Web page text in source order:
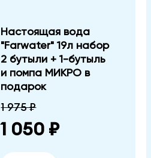
Настоящая вода
"Farwater" 19л набор
2 бутыли + 1-бутыль
и помпа МИКРО в
подарок
1 975 ₽
1 050 ₽